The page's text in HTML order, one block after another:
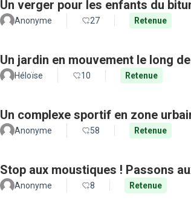
Un verger pour les enfants du
Anonyme 27 Retenue
Un jardin en mouvement le long
Héloïse 10 Retenue
Un complexe sportif en zone
Anonyme 58 Retenue
Stop aux moustiques ! Passons
Anonyme 8 Retenue